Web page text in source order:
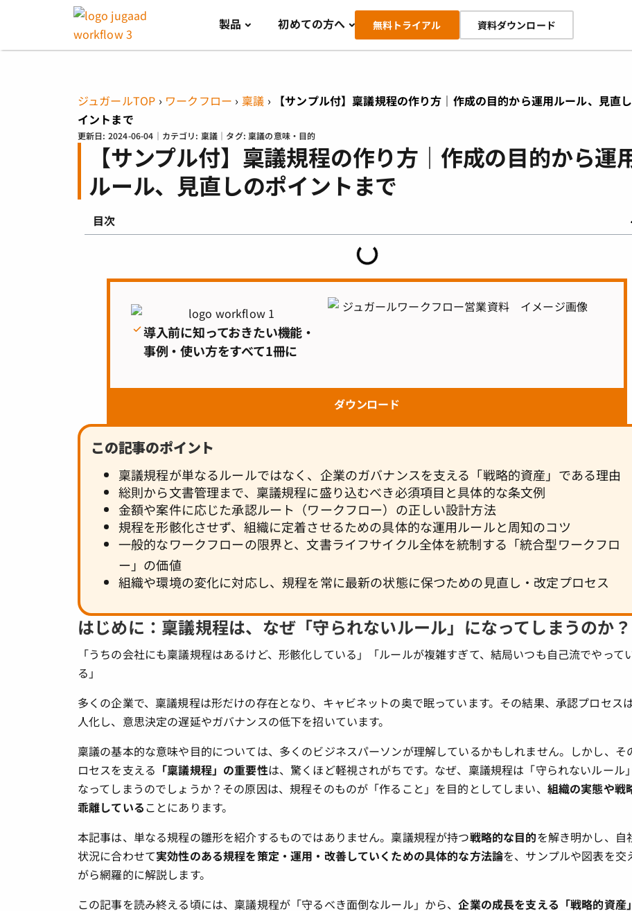
製品 初めての方へ 無料トライアル 資料ダウンロード
ジュガールTOP › ワークフロー › 稟議 ›
【サンプル付】稟議規程の作り方｜作成の目的から運用ルール、見直
イントまで
更新日: 2024-06-04 ｜カテゴリ: 稟議 ｜タグ: 稟議の意味・目的
【サンプル付】稟議規程の作り方｜作成の目的から運
ルール、見直しのポイントまで
目次
導入前に知っておきたい機能・
事例・使い方をすべて1冊に
ダウンロード
この記事のポイント
稟議規程が単なるルールではなく、企業のガバナンスを支える「戦略的資産」である理由
総則から文書管理まで、稟議規程に盛り込むべき必須項目と具体的な条文例
金額や案件に応じた承認ルート（ワークフロー）の正しい設計方法
規程を形骸化させず、組織に定着させるための具体的な運用ルールと周知のコツ
一般的なワークフローの限界と、文書ライフサイクル全体を統制する「統合型ワークフロ
ー」の価値
組織や環境の変化に対応し、規程を常に最新の状態に保つための見直し・改定プロセス
はじめに：稟議規程は、なぜ「守られないルール」になってしまうのか？
「うちの会社にも稟議規程はあるけど、形骸化している」「ルールが複雑すぎて、結局いつも自己流でやって
る」
多くの企業で、稟議規程は形だけの存在となり、キャビネットの奥で眠っています。その結果、承認プロセス
人化し、意思決定の遅延やガバナンスの低下を招いています。
稟議の基本的な意味や目的については、多くのビジネスパーソンが理解しているかもしれません。しかし、そ
ロセスを支える 「稟議規程」の重要性は、驚くほど軽視されがちです。なぜ、稟議規程は「守られないルール
なってしまうのでしょうか？その原因は、規程そのものが「作ること」を目的としてしまい、 組織の実態や戦
乖離していることにあります。
本記事は、単なる規程の雛形を紹介するものではありません。稟議規程が持つ戦略的な目的を解き明かし、自
状況に合わせて実効性のある規程を策定・運用・改善していくための具体的な方法論を、サンプルや図表を交
がら網羅的に解説します。
この記事を読み終える頃には、稟議規程が「守るべき面倒なルール」から、企業の成長を支える「戦略的資産」